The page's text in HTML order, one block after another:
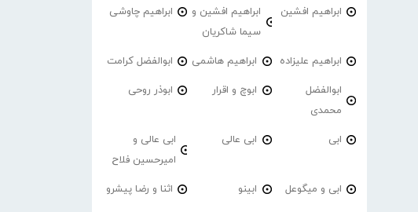
ابراهیم افشین
ابراهیم افشین و
سیما شاکریان
ابراهیم چاوشی
ابراهیم علیزاده ابراهیم هاشمی ابوالفضل کرامت
ابوالفضل
محمدی
ابوچ و اقرار ابوذر روحی
ابی ابی عالی
ابی عالی و
امیرحسین فلاح
ابی و میگوعل ابینو اثنا و رضا پیشرو